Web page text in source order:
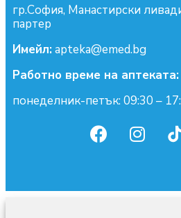
гр.София, Манастирски
партер
Имейл:apteka@emed.bg
Работно време на аптеката:
понеделник-петък: 09:30 –